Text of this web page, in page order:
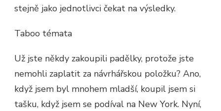
stejně jako jednotlivci čekat na výsledky.
Taboo témata
Už jste někdy zakoupili padělky, protože jste
nemohli zaplatit za návrhářskou položku? Ano,
když jsem byl mnohem mladší, koupil jsem si
tašku, když jsem se podíval na New York. Nyní,